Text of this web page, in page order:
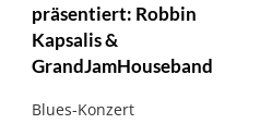
präsentiert: Robbin
Kapsalis &
GrandJamHouseband
Blues-Konzert